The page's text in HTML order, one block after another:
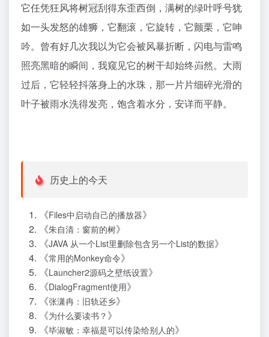
它任凭狂风将树冠刮得东歪西倒，满树的绿叶呼号犹
如一头发怒的雄狮，它翻滚，它旋转，它颤栗，它呻
吟。曾有好几次我以为它会被风暴折断，闪电与雷鸣
照亮黑暗的瞬间，我窥见它的树干却始终岿然。大雨
过后，它轻轻抖落身上的水珠，那一片片细碎光滑的
叶子被雨水洗得发亮，饱含着水分，安详而平静。
历史上的今天
《Files中启动自己的播放器》
《朱自清：窗前的树》
《JAVA 从一个List里删除包含另一个List的数据》
《常用的Monkey命令》
《Launcher2源码之壁纸设置》
《DialogFragment使用》
《张潇冉：旧轨还乡》
《为什么要读书？ 》
《毕淑敏：幸福是可以传染给别人的》